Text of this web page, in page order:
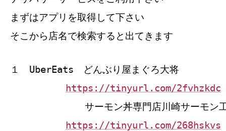
まずはアプリを取得して下さい
そこから店名で検索すると出てきます
１ UberEats どんぶり屋まぐろ大将
https://tinyurl.com/2fvhzkdc
サーモン丼専門店川崎サーモン
https://tinyurl.com/268hskvs